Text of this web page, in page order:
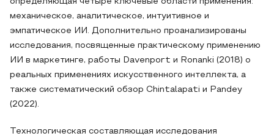
механическое, аналитическое, интуитивное и
эмпатическое ИИ. Дополнительно проанализированы
исследования, посвященные практическому применению
ИИ в маркетинге, работы Davenport и Ronanki (2018) о
реальных применениях искусственного интеллекта, а
также систематический обзор Chintalapati и Pandey
(2022).
Технологическая составляющая исследования